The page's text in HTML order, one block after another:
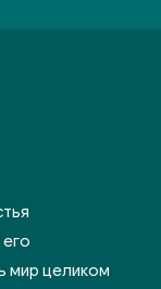
мир целиком